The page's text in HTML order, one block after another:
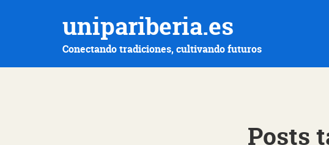
unipariberia.es
Conectando tradiciones, cultivando futuros
Posts